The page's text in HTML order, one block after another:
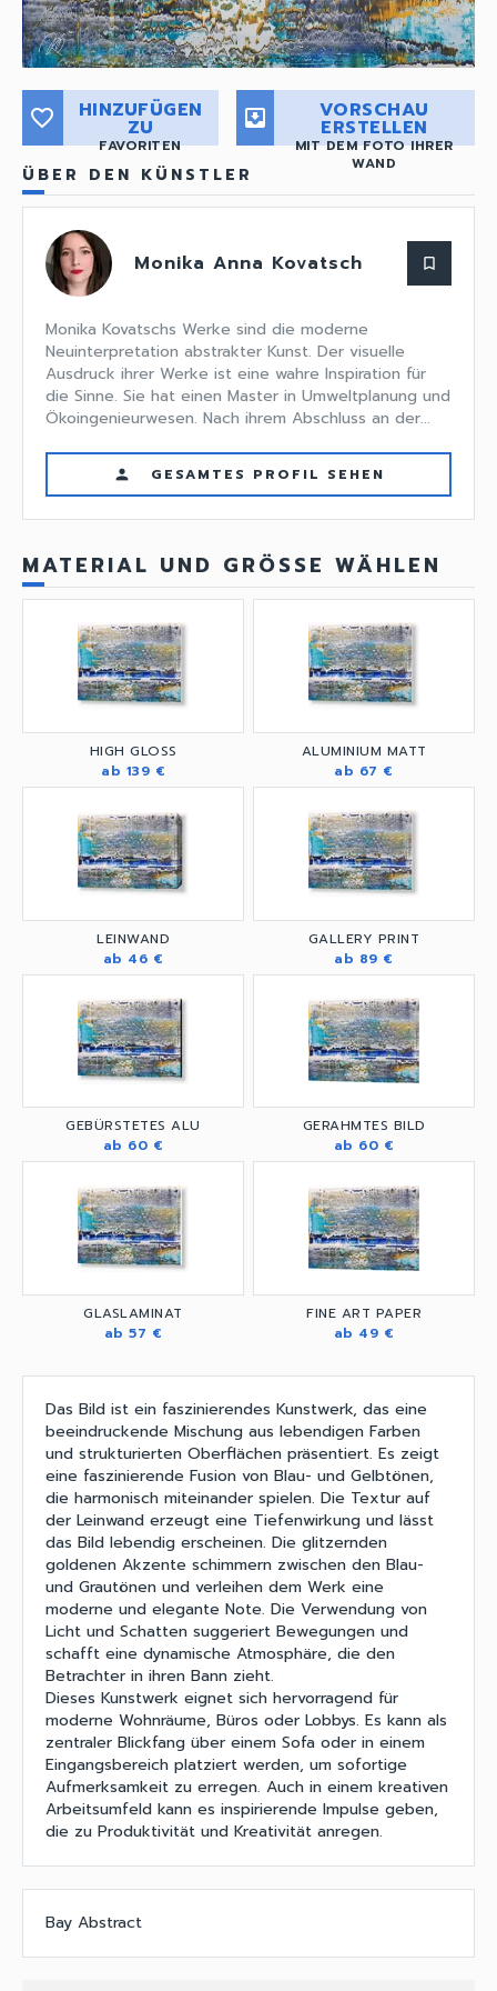
favorite_border HINZUFÜGEN
ZU
FAVORITEN
move_to_inbox VORSCHAU
ERSTELLEN
MIT DEM FOTO IHRER
WAND
ÜBER DEN KÜNSTLER
Monika Anna Kovatsch bookmark_border
Monika Kovatschs Werke sind die moderne
Neuinterpretation abstrakter Kunst. Der visuelle
Ausdruck ihrer Werke ist eine wahre Inspiration für
die Sinne. Sie hat einen Master in Umweltplanung und
Ökoingenieurwesen. Nach ihrem Abschluss an der...
person GESAMTES PROFIL SEHEN
MATERIAL UND GRÖSSE WÄHLEN
HIGH GLOSS
ab 139 €
ALUMINIUM MATT
ab 67 €
LEINWAND
ab 46 €
GALLERY PRINT
ab 89 €
GEBÜRSTETES ALU
ab 60 €
GERAHMTES BILD
ab 60 €
GLASLAMINAT
ab 57 €
FINE ART PAPER
ab 49 €
Das Bild ist ein faszinierendes Kunstwerk, das eine
beeindruckende Mischung aus lebendigen Farben
und strukturierten Oberflächen präsentiert. Es zeigt
eine faszinierende Fusion von Blau- und Gelbtönen,
die harmonisch miteinander spielen. Die Textur auf
der Leinwand erzeugt eine Tiefenwirkung und lässt
das Bild lebendig erscheinen. Die glitzernden
goldenen Akzente schimmern zwischen den Blau-
und Grautönen und verleihen dem Werk eine
moderne und elegante Note. Die Verwendung von
Licht und Schatten suggeriert Bewegungen und
schafft eine dynamische Atmosphäre, die den
Betrachter in ihren Bann zieht.
Dieses Kunstwerk eignet sich hervorragend für
moderne Wohnräume, Büros oder Lobbys. Es kann als
zentraler Blickfang über einem Sofa oder in einem
Eingangsbereich platziert werden, um sofortige
Aufmerksamkeit zu erregen. Auch in einem kreativen
Arbeitsumfeld kann es inspirierende Impulse geben,
die zu Produktivität und Kreativität anregen.
Bay Abstract